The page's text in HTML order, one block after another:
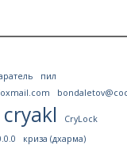
пил
cryakl
CryLock
криза (дхарма)